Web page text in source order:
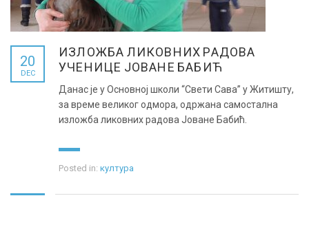
20
DEC
ИЗЛОЖБА ЛИКОВНИХ РАДОВА
УЧЕНИЦЕ ЈОВАНЕ БАБИЋ
Данас је у Основној школи “Свети Сава” у Житишту,
за време великог одмора, одржана самостална
изложба ликовних радова Јоване Бабић.
Posted in: култура